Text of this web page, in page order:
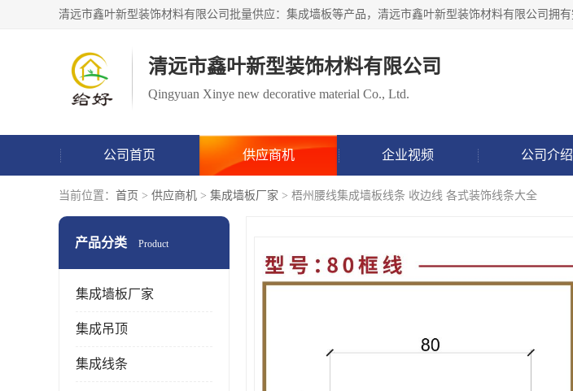
清远市鑫叶新型装饰材料有限公司
Qingyuan Xinye new decorative material Co., Ltd.
公司首页 供应商机 企业视频 公司介绍
当前位置： 首页 > 供应商机 > 集成墙板厂家 > 梧州腰线集成墙板线条 收边线 各式装饰线条大全
产品分类 Product
集成墙板厂家
集成吊顶
集成线条